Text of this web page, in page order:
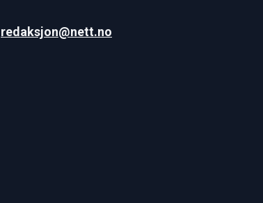
redaksjon@nett.no